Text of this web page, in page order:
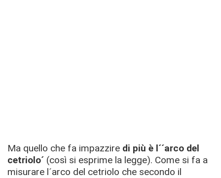
Ma quello che fa impazzire di più è l´´arco del
cetriolo´ (così si esprime la legge). Come si fa a
misurare l´arco del cetriolo che secondo il